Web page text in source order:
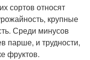
сортов относят
крупные
Среди минусов
парше, и трудности,
фруктов.